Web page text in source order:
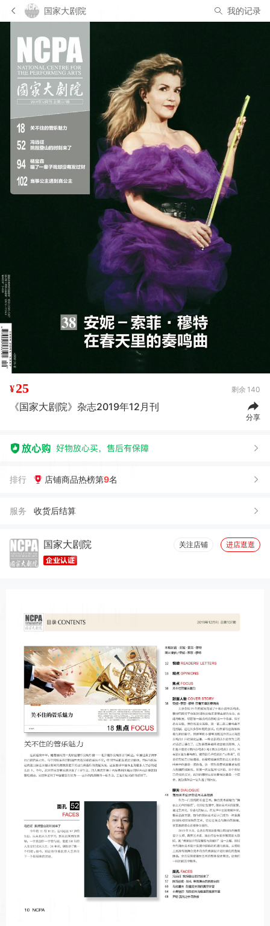
国家大剧院 我的记录
¥25 剩余 140
《国家大剧院》杂志2019年12月刊
分享
排行 店铺商品热榜第9名
服务 收货后结算
国家大剧院 关注店铺 进店逛逛